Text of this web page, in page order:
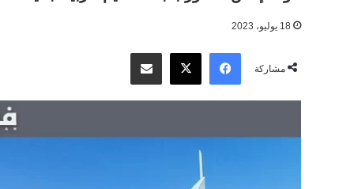
18 يوليو، 2023
مشاركة
فيسبوك
‫X مشاركة عبر البريد